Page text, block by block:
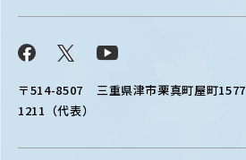
〒514-8507 三重県津市栗真町屋町1577
1211（代表）
Facebook